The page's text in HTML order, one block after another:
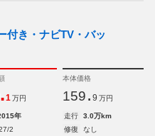
付き・ナビTV・バッ
.1 万円
本体価格
159. 9 万円
年 走行
3.0万km
2 修復
なし